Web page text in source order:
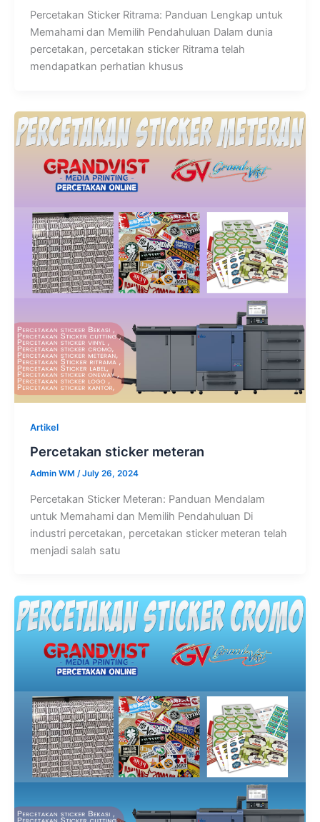
Percetakan Sticker Ritrama: Panduan Lengkap untuk
Memahami dan Memilih Pendahuluan Dalam dunia
percetakan, percetakan sticker Ritrama telah
mendapatkan perhatian khusus
Artikel
Percetakan sticker meteran
Admin WM /July 26, 2024
Percetakan Sticker Meteran: Panduan Mendalam
untuk Memahami dan Memilih Pendahuluan Di
industri percetakan, percetakan sticker meteran telah
menjadi salah satu